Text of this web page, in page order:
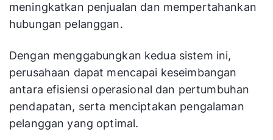
meningkatkan penjualan dan mempertahankan
hubungan pelanggan.
Dengan menggabungkan kedua sistem ini,
perusahaan dapat mencapai keseimbangan
antara efisiensi operasional dan pertumbuhan
pendapatan, serta menciptakan pengalaman
pelanggan yang optimal.